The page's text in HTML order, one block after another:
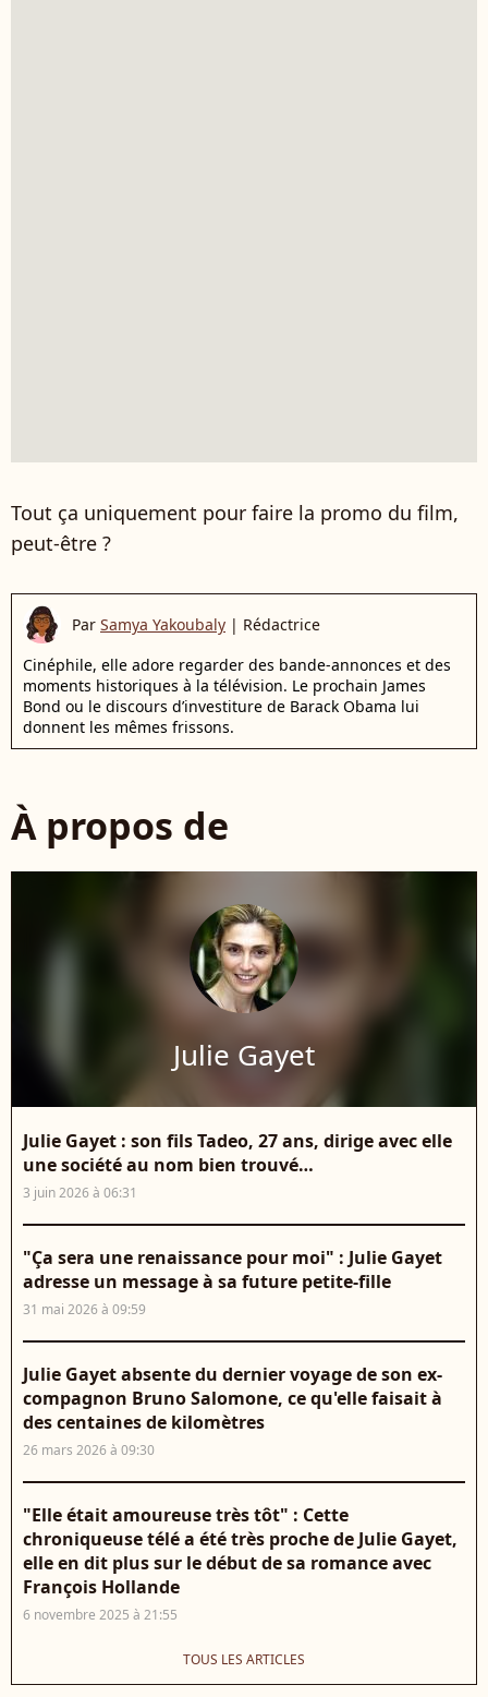
Tout ça uniquement pour faire la promo du film,
peut-être ?
Par Samya Yakoubaly | Rédactrice
Cinéphile, elle adore regarder des bande-annonces et des
moments historiques à la télévision. Le prochain James
Bond ou le discours d’investiture de Barack Obama lui
donnent les mêmes frissons.
À propos de
Julie Gayet
Julie Gayet : son fils Tadeo, 27 ans, dirige avec elle
une société au nom bien trouvé…
3 juin 2026 à 06:31
"Ça sera une renaissance pour moi" : Julie Gayet
adresse un message à sa future petite-fille
31 mai 2026 à 09:59
Julie Gayet absente du dernier voyage de son ex-
compagnon Bruno Salomone, ce qu'elle faisait à
des centaines de kilomètres
26 mars 2026 à 09:30
"Elle était amoureuse très tôt" : Cette
chroniqueuse télé a été très proche de Julie Gayet,
elle en dit plus sur le début de sa romance avec
François Hollande
6 novembre 2025 à 21:55
TOUS LES ARTICLES